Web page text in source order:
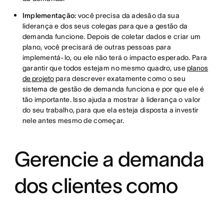
Implementação: você precisa da adesão da sua
liderança e dos seus colegas para que a gestão da
demanda funcione. Depois de coletar dados e criar um
plano, você precisará de outras pessoas para
implementá-lo, ou ele não terá o impacto esperado. Para
garantir que todos estejam no mesmo quadro, useplanos
de projetopara descrever exatamente como o seu
sistema de gestão de demanda funciona e por que ele é
tão importante. Isso ajuda a mostrar à liderança o valor
do seu trabalho, para que ela esteja disposta a investir
nele antes mesmo de começar.
Gerencie a demanda
dos clientes como